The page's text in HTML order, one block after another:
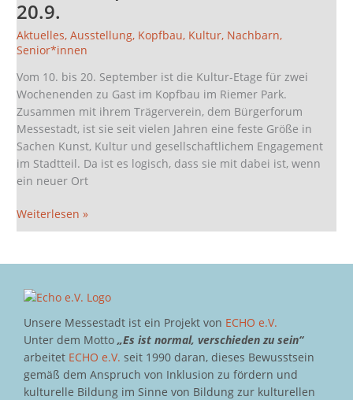
20.9.
Aktuelles,Ausstellung, Kopfbau, Kultur, Nachbarn,
Senior*innen
Vom 10. bis 20. September ist die Kultur-Etage für zwei
Wochenenden zu Gast im Kopfbau im Riemer Park.
Zusammen mit ihrem Trägerverein, dem Bürgerforum
Messestadt, ist sie seit vielen Jahren eine feste Größe in
Sachen Kunst, Kultur und gesellschaftlichem Engagement
im Stadtteil. Da ist es logisch, dass sie mit dabei ist, wenn
ein neuer Ort
im
Kopfbau
vom
bis
20.9.
Weiterlesen »
Unsere Messestadt ist ein Projekt von ECHO e.V.
Unter dem Motto „Es ist normal, verschieden zu sein“
arbeitet ECHO e.V. seit 1990 daran, dieses Bewusstsein
gemäß dem Anspruch von Inklusion zu fördern und
kulturelle Bildung im Sinne von Bildung zur kulturellen